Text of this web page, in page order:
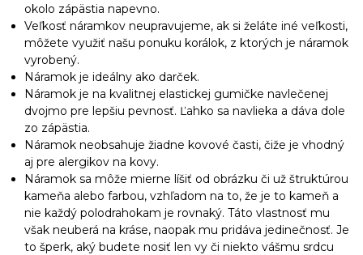
okolo zápästia napevno.
Veľkosť náramkov neupravujeme, ak si želáte iné veľkosti,
môžete využiť našu ponuku korálok, z ktorých je náramok
vyrobený.
Náramok je ideálny ako darček.
Náramok je na kvalitnej elastickej gumičke navlečenej
dvojmo pre lepšiu pevnosť. Ľahko sa navlieka a dáva dole
zo zápästia.
Náramok neobsahuje žiadne kovové časti, čiže je vhodný
aj pre alergikov na kovy.
Náramok sa môže mierne líšiť od obrázku či už štruktúrou
kameňa alebo farbou, vzhľadom na to, že je to kameň a
nie každý polodrahokam je rovnaký. Táto vlastnosť mu
však neuberá na kráse, naopak mu pridáva jedinečnosť. Je
to šperk, aký budete nosiť len vy či niekto vášmu srdcu